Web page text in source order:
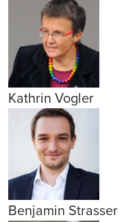
Kathrin Vogler
Benjamin Strasser